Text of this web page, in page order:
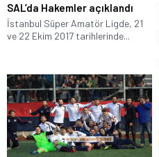
SAL’da Hakemler açıklandı
İstanbul Süper Amatör Ligde, 21
ve 22 Ekim 2017 tarihlerinde...